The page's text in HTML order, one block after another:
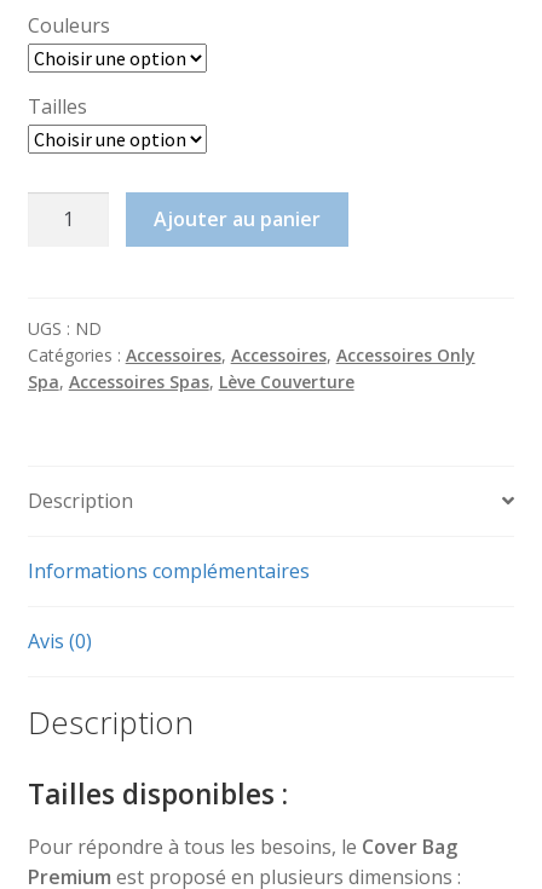
Couleurs
Tailles
quantité
Couverture
Spa
Ajouter au panier
UGS : ND
Catégories : Accessoires, Accessoires, Accessoires Only
Spa, Accessoires Spas, Lève Couverture
Description
Informations complémentaires
Avis (0)
Description
Tailles disponibles :
Pour répondre à tous les besoins, le Cover Bag
Premium est proposé en plusieurs dimensions :